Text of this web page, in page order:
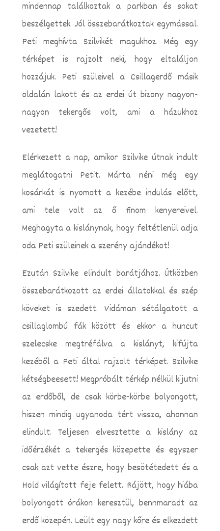
mindennap találkoztak a parkban és sokat
beszélgettek. Jól összebarátkoztak egymással.
Peti meghívta Szilvikét magukhoz. Még egy
térképet is rajzolt neki, hogy eltaláljon
hozzájuk. Peti szüleivel a Csillagerdő másik
oldalán lakott és az erdei út bizony nagyon-
nagyon tekergős volt, ami a házukhoz
vezetett!
Elérkezett a nap, amikor Szilvike útnak indult
meglátogatni Petit. Márta néni még egy
kosárkát is nyomott a kezébe indulás előtt,
ami tele volt az ő finom kenyereivel.
Meghagyta a kislánynak, hogy feltétlenül adja
oda Peti szüleinek a szerény ajándékot!
Ezután Szilvike elindult barátjához. Útközben
összebarátkozott az erdei állatokkal és szép
köveket is szedett. Vidáman sétálgatott a
csillaglombú fák között és ekkor a huncut
szelecske megtréfálva a kislányt, kifújta
kezéből a Peti által rajzolt térképet. Szilvike
kétségbeesett! Megpróbált térkép nélkül kijutni
az erdőből, de csak körbe-körbe bolyongott,
hiszen mindig ugyanoda tért vissza, ahonnan
elindult. Teljesen elvesztette a kislány az
időérzékét a tekergés közepette és egyszer
csak azt vette észre, hogy besötétedett és a
Hold világított feje felett. Rájött, hogy hiába
bolyongott órákon keresztül, bennmaradt az
erdő közepén. Leült egy nagy kőre és elkezdett